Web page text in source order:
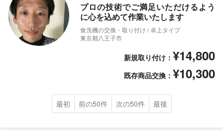
プロの技術でご満足いただけるよう
に心を込めて作業いたします
食洗機の交換・取り付け / 卓上タイプ
東京都八王子市
新規取り付け： ¥14,800
既存商品交換： ¥10,300
最初 前の50件 次の50件 最後